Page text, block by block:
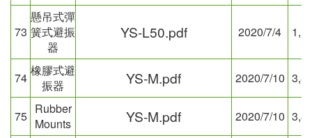
73
懸吊式彈
簧式避振
器
YS-L50.pdf 2020/7/4
74 橡膠式避
振器
YS-M.pdf 2020/7/10
75 Rubber
Mounts
YS-M.pdf 2020/7/10